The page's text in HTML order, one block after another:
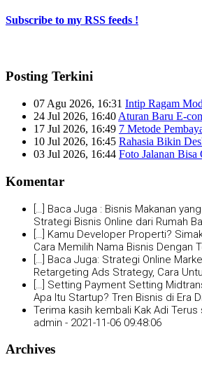
Subscribe to my RSS feeds !
Posting Terkini
07 Agu 2026, 16:31 Intip Ragam
24 Jul 2026, 16:40 Aturan Baru E-
17 Jul 2026, 16:49 7 Metode
10 Jul 2026, 16:45 Rahasia Bikin
03 Jul 2026, 16:44 Foto Jalanan Bisa
Komentar
[…] Baca Juga : Bisnis Makanan
Strategi Bisnis Online dari Rumah
[…] Kamu Developer Properti?
Cara Memilih Nama Bisnis Dengan
[…] Baca Juga: Strategi Online
Retargeting Ads Strategy, Cara
[…] Setting Payment Setting
Apa Itu Startup? Tren Bisnis di Era
Terima kasih kembali Kak Adi
admin - 2021-11-06 09:48:06
Archives